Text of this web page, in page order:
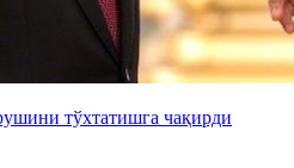
тўхтатишга чақирди